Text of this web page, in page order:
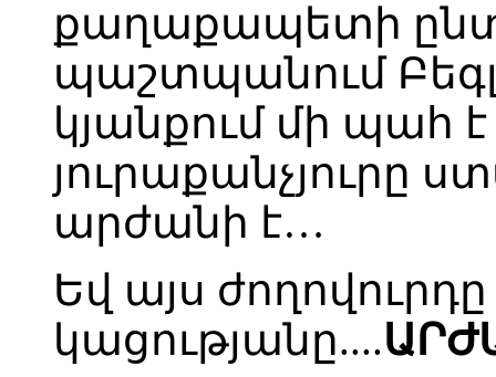
քաղաքապետի
պաշտպանում
կյանքում մի պահ է
յուրաքանչյուրը
արժանի է…
Եվ այս
կացությանը....